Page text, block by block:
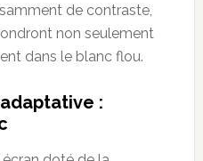
de contraste,
non seulement
dans le blanc flou.
: